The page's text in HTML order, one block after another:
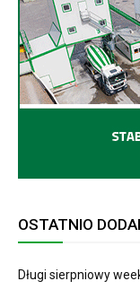
OSTATNIO
Długi sierpniowy